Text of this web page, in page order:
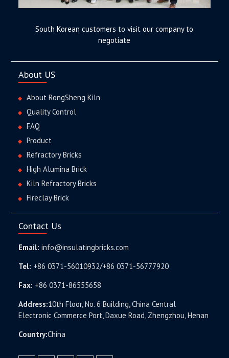
South Korean customers to visit our company to
negotiate
About US
About RongSheng Kiln
Quality Control
FAQ
Product
Refractory Bricks
High Alumina Brick
Kiln Refractory Bricks
Fireclay Brick
Contact Us
Email: info@insulatingbricks.com
Tel: +86 0371-56010932/+86 0371-56777920
Fax: +86 0371-86555658
Address:10th Floor, No. 6 Building, China Central
Electronic Commerce Port, Daxue Road, Zhengzhou, Henan
Country:China